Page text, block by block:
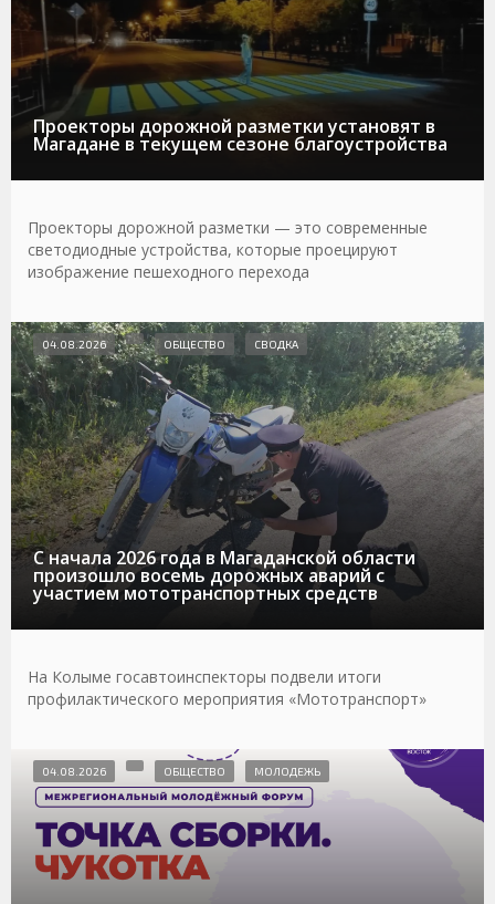
Проекторы дорожной разметки установят в
Магадане в текущем сезоне благоустройства
Проекторы дорожной разметки — это современные
светодиодные устройства, которые проецируют
изображение пешеходного перехода
С начала 2026 года в Магаданской области
произошло восемь дорожных аварий с
участием мототранспортных средств
04.08.2026 ОБЩЕСТВО СВОДКА
На Колыме госавтоинспекторы подвели итоги
профилактического мероприятия «Мототранспорт»
04.08.2026 ОБЩЕСТВО МОЛОДЕЖЬ